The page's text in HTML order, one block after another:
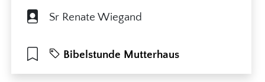
Sr Renate Wiegand
Bibelstunde Mutterhaus